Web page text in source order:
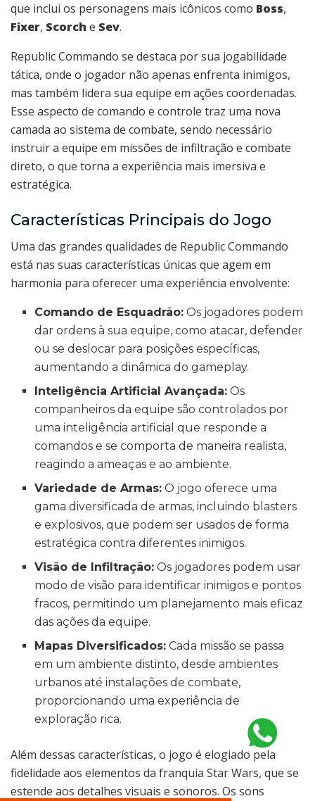
que inclui os personagens mais icônicos como Boss,
Fixer, Scorch e Sev.
Republic Commando se destaca por sua jogabilidade
tática, onde o jogador não apenas enfrenta inimigos,
mas também lidera sua equipe em ações coordenadas.
Esse aspecto de comando e controle traz uma nova
camada ao sistema de combate, sendo necessário
instruir a equipe em missões de infiltração e combate
direto, o que torna a experiência mais imersiva e
estratégica.
Características Principais do Jogo
Uma das grandes qualidades de Republic Commando
está nas suas características únicas que agem em
harmonia para oferecer uma experiência envolvente:
Comando de Esquadrão: Os jogadores podem
dar ordens à sua equipe, como atacar, defender
ou se deslocar para posições específicas,
aumentando a dinâmica do gameplay.
Inteligência Artificial Avançada: Os
companheiros da equipe são controlados por
uma inteligência artificial que responde a
comandos e se comporta de maneira realista,
reagindo a ameaças e ao ambiente.
Variedade de Armas: O jogo oferece uma
gama diversificada de armas, incluindo blasters
e explosivos, que podem ser usados de forma
estratégica contra diferentes inimigos.
Visão de Infiltração: Os jogadores podem usar
modo de visão para identificar inimigos e pontos
fracos, permitindo um planejamento mais eficaz
das ações da equipe.
Mapas Diversificados: Cada missão se passa
em um ambiente distinto, desde ambientes
urbanos até instalações de combate,
proporcionando uma experiência de
exploração rica.
Além dessas características, o jogo é elogiado pela
fidelidade aos elementos da franquia Star Wars, que se
estende aos detalhes visuais e sonoros. Os sons